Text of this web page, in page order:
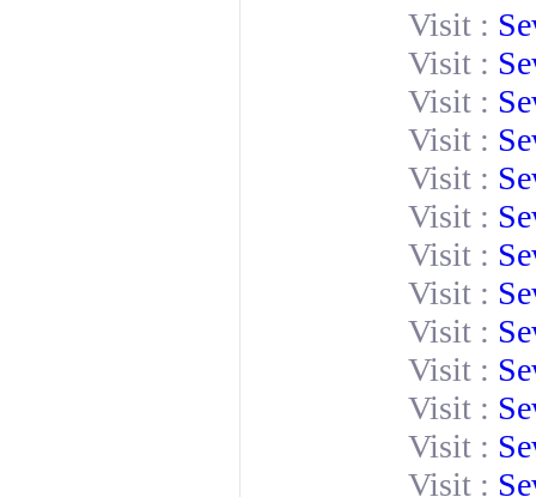
Visit :
Visit :
Visit :
Visit :
Visit :
Visit :
Visit :
Visit :
Visit :
Visit :
Visit :
Visit :
Visit :